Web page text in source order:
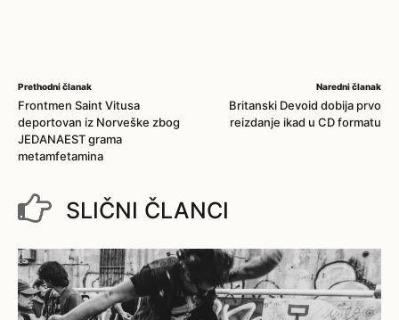
Prethodni članak
Frontmen Saint Vitusa
deportovan iz Norveške zbog
JEDANAEST grama
metamfetamina
Naredni članak
Britanski Devoid dobija prvo
reizdanje ikad u CD formatu
SLIČNI ČLANCI